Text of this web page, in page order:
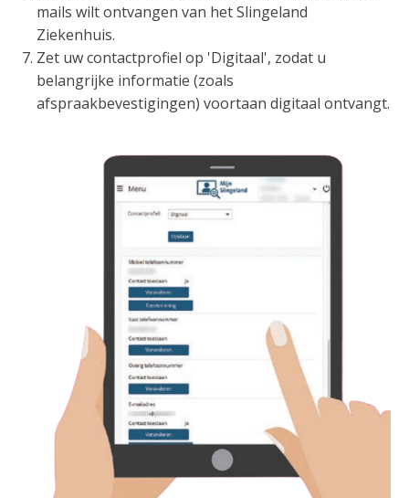
mails wilt ontvangen van het Slingeland
Ziekenhuis.
Zet uw contactprofiel op 'Digitaal', zodat u
belangrijke informatie (zoals
afspraakbevestigingen) voortaan digitaal ontvangt.